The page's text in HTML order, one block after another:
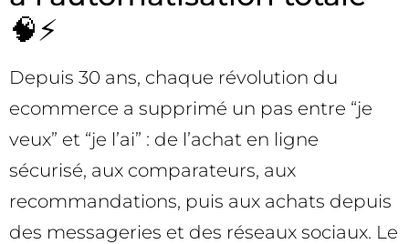
🧠⚡
Depuis 30 ans, chaque révolution du
ecommerce a supprimé un pas entre “je
veux” et “je l’ai” : de l’achat en ligne
sécurisé, aux comparateurs, aux
recommandations, puis aux achats depuis
des messageries et des réseaux sociaux. Le